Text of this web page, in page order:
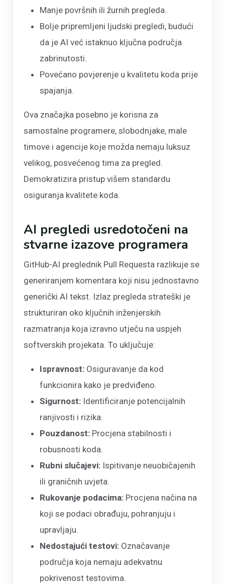
Manje površnih ili žurnih pregleda.
Bolje pripremljeni ljudski pregledi, budući
da je AI već istaknuo ključna područja
zabrinutosti.
Povećano povjerenje u kvalitetu koda prije
spajanja.
Ova značajka posebno je korisna za
samostalne programere, slobodnjake, male
timove i agencije koje možda nemaju luksuz
velikog, posvećenog tima za pregled.
Demokratizira pristup višem standardu
osiguranja kvalitete koda.
AI pregledi usredotočeni na
stvarne izazove programera
GitHub-AI preglednik Pull Requesta razlikuje se
generiranjem komentara koji nisu jednostavno
generički AI tekst. Izlaz pregleda strateški je
strukturiran oko ključnih inženjerskih
razmatranja koja izravno utječu na uspjeh
softverskih projekata. To uključuje:
Ispravnost: Osiguravanje da kod
funkcionira kako je predviđeno.
Sigurnost: Identificiranje potencijalnih
ranjivosti i rizika.
Pouzdanost: Procjena stabilnosti i
robusnosti koda.
Rubni slučajevi: Ispitivanje neuobičajenih
ili graničnih uvjeta.
Rukovanje podacima: Procjena načina na
koji se podaci obrađuju, pohranjuju i
upravljaju.
Nedostajući testovi: Označavanje
područja koja nemaju adekvatnu
pokrivenost testovima.